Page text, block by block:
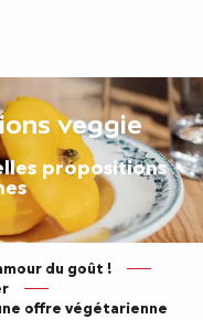
veggie
propositions
du goût !
offre végétarienne